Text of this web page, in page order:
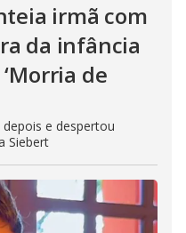
irmã com
da infância
de
e despertou
Siebert